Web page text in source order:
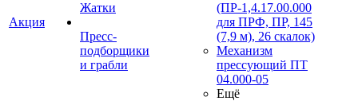
Акция
Жатки
Пресс-
подборщики
и грабли
(ПР-1,4.17.00.000
для ПРФ, ПР, 145
(7,9 м), 26 скалок)
Механизм
прессующий ПТ
04.000-05
Ещё